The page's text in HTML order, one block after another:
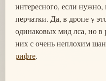
интересного, если
перчатки. Да, в дропе у
одинаковых мид лса, но в
них с очень неплохим
рифте.